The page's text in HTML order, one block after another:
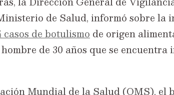
de Salud, informó sobre la
casos de botulismode origen
de 30 años que se
Mundial de la Salud (OMS), el